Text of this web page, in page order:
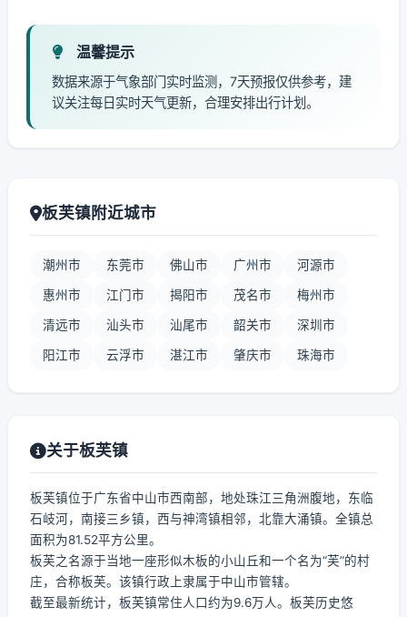
温馨提示
数据来源于气象部门实时监测，7天预报仅供参考，建
议关注每日实时天气更新，合理安排出行计划。
板芙镇附近城市
潮州市 东莞市 佛山市 广州市 河源市
惠州市 江门市 揭阳市 茂名市 梅州市
清远市 汕头市 汕尾市 韶关市 深圳市
阳江市 云浮市 湛江市 肇庆市 珠海市
关于板芙镇
板芙镇位于广东省中山市西南部，地处珠江三角洲腹地，东临
石岐河，南接三乡镇，西与神湾镇相邻，北靠大涌镇。全镇总
面积为81.52平方公里。
板芙之名源于当地一座形似木板的小山丘和一个名为“芙”的村
庄，合称板芙。该镇行政上隶属于中山市管辖。
截至最新统计，板芙镇常住人口约为9.6万人。板芙历史悠